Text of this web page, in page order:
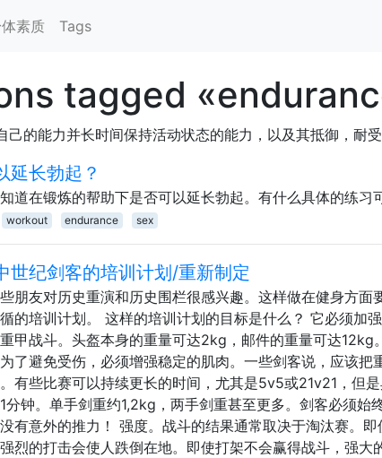
素质 Tags
tagged
己的能力并长时间保持活动状态的能力，以及其抵御，耐
延长勃起？
道在锻炼的帮助下是否可以延长勃起。有什么具体的练习
workout endurance sex
世纪剑客的培训计划/重新制定
朋友对历史重演和历史围栏很感兴趣。这样做在健身方面
的培训计划。 这样的培训计划的目标是什么？ 它必须加
甲战斗。头盔本身的重量可达2kg，邮件的重量可达
了避免受伤，必须增强稳定的肌肉。一些剑客说，应该
有些比赛可以持续更长的时间，尤其是5v5或21v21，但
分钟。单手剑重约1,2kg，两手剑重甚至更多。剑客必须始
有意外的推力！ 强度。战斗的结果通常取决于淘汰赛。
烈的打击会使人跌倒在地。即使打架不会赢得战斗，强大